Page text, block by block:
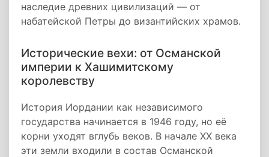
наследие древних цивилизаций — от
набатейской Петры до византийских храмов.
Исторические вехи: от Османской
империи к Хашимитскому
королевству
История Иордании как независимого
государства начинается в 1946 году, но её
корни уходят вглубь веков. В начале XX века
эти земли входили в состав Османской